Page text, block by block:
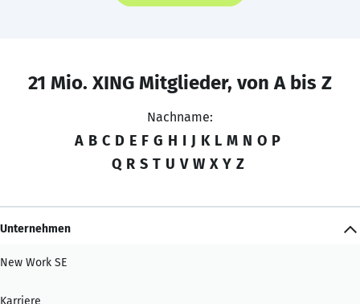
21 Mio. XING Mitglieder, von A bis Z
Nachname:
A B C D E F G H I J K L M N O P
Q R S T U V W X Y Z
Unternehmen
New Work SE
Karriere